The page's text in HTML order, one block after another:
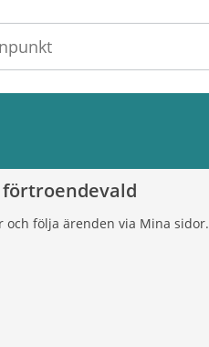
följa ärenden via Mina sidor.